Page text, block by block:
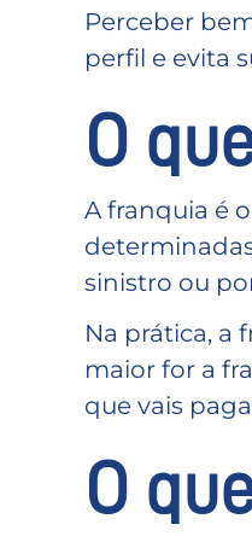
Perceber
perfil e evita
O
A franquia é
sinistro ou
Na prática, a
maior for a
que vais
O